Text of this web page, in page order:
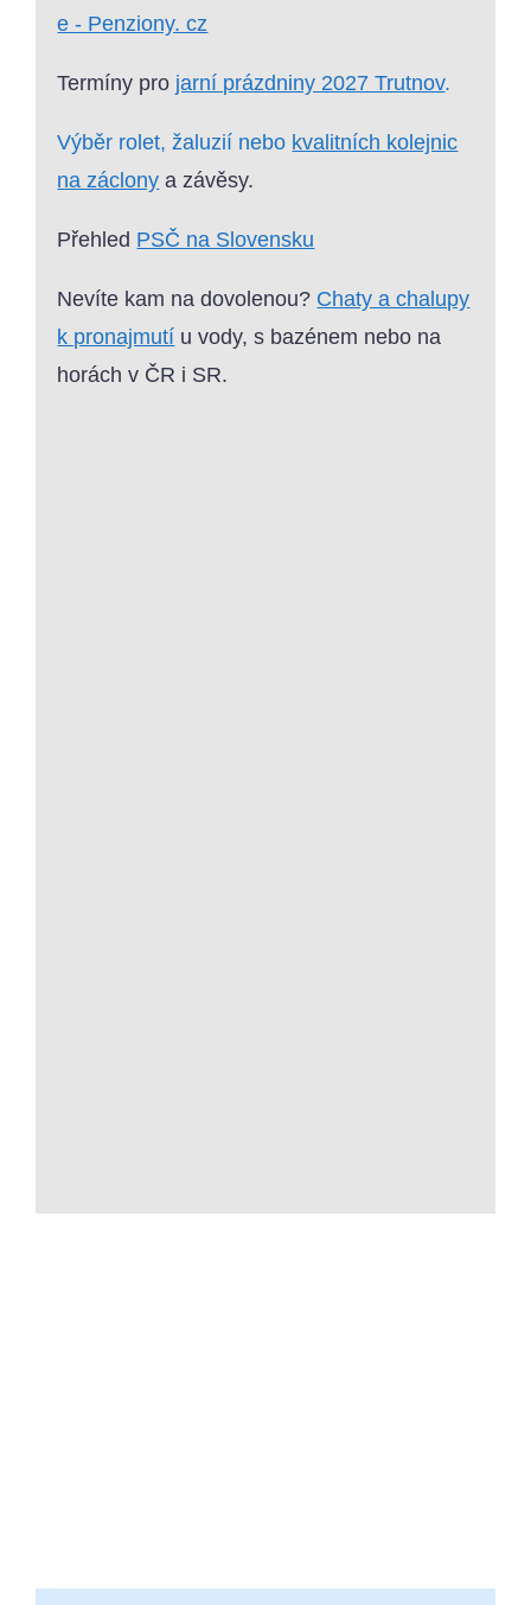
e - Penziony. cz
Termíny pro jarní prázdniny 2027 Trutnov.
Výběr rolet, žaluzií nebo kvalitních kolejnic
na záclony a závěsy.
Přehled PSČ na Slovensku
Nevíte kam na dovolenou? Chaty a chalupy
k pronajmutí u vody, s bazénem nebo na
horách v ČR i SR.